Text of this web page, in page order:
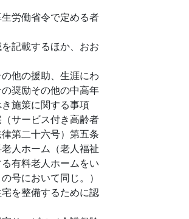
労働省令で定める者
記載するほか、おお
他の援助、生涯にわ
奨励その他の中高年
施策に関する事項
サービス付き高齢者
第二十六号）第五条
人ホーム（老人福祉
有料老人ホームをい
号において同じ。）
を整備するために認